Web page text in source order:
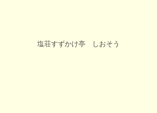
塩荘すずかけ亭　しおそう